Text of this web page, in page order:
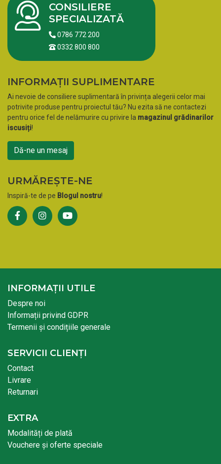
CONSILIERE
SPECIALIZATĂ
0786 772 200
0332 800 800
INFORMAȚII SUPLIMENTARE
Ai nevoie de consiliere suplimentară în privința alegerii celor mai
potrivite produse pentru proiectul tău? Nu ezita să ne contactezi
pentru orice fel de nelămurire cu privire la magazinul grădinarilor
iscusiți!
Dă-ne un mesaj
URMĂREȘTE-NE
Inspiră-te de pe Blogul nostru!
INFORMAȚII UTILE
Despre noi
Informații privind GDPR
Termenii și condițiile generale
SERVICII CLIENȚI
Contact
Livrare
Returnari
EXTRA
Modalități de plată
Vouchere și oferte speciale